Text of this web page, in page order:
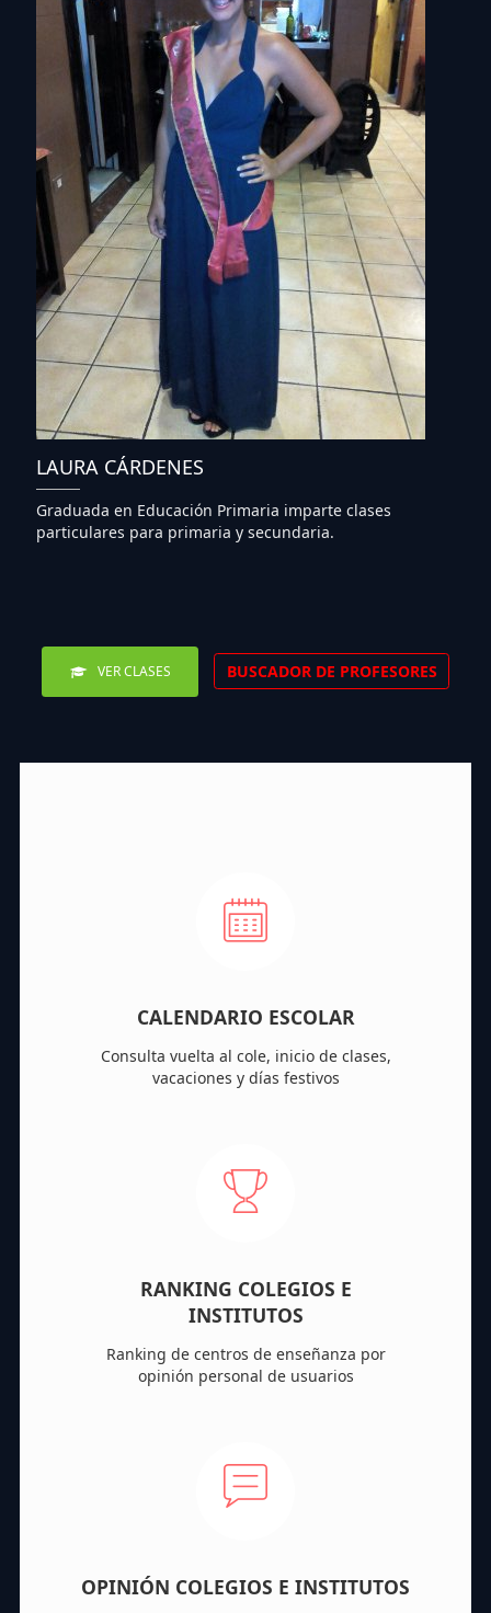
LAURA CÁRDENES
Graduada en Educación Primaria imparte clases
particulares para primaria y secundaria.
VER CLASES BUSCADOR DE PROFESORES
CALENDARIO ESCOLAR
Consulta vuelta al cole, inicio de clases,
vacaciones y días festivos
RANKING COLEGIOS E
INSTITUTOS
Ranking de centros de enseñanza por
opinión personal de usuarios
OPINIÓN COLEGIOS E INSTITUTOS